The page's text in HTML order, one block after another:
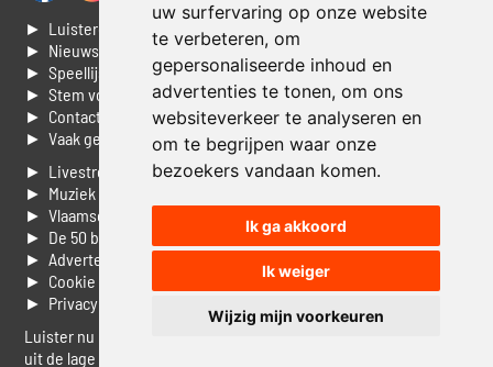
uw surfervaring op onze website
te verbeteren, om
gepersonaliseerde inhoud en
advertenties te tonen, om ons
websiteverkeer te analyseren en
om te begrijpen waar onze
bezoekers vandaan komen.
Ik ga akkoord
Ik weiger
Wijzig mijn voorkeuren
► Luisteren naar Jouwradio
► Nieuws
► Speellijst
► Stem voor de Dag top 3
► Contacteer ons
► Vaak gestelde vragen
► Livestream informatie
► Muziek opzoeken
► Vlaamse 100 Aller tijden
► De 50 beste van...
► Adverteren op Jouwradio
► Cookie voorkeuren wijzigen
► Privacyinformatie
Luister nu naar Jouwradio! De beste Nederlandstalige muziek
uit de lage landen hoor je hier al 20 jaar. In digitale kwaliteit op je